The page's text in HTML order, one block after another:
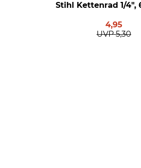
Stihl Kettenrad 1/4",
4,95
UVP 5,30